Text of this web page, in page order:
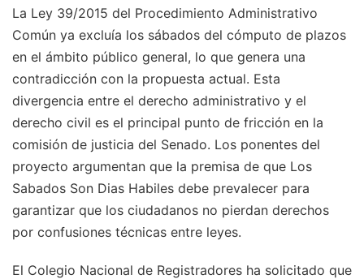
La Ley 39/2015 del Procedimiento Administrativo
Común ya excluía los sábados del cómputo de plazos
en el ámbito público general, lo que genera una
contradicción con la propuesta actual. Esta
divergencia entre el derecho administrativo y el
derecho civil es el principal punto de fricción en la
comisión de justicia del Senado. Los ponentes del
proyecto argumentan que la premisa de que Los
Sabados Son Dias Habiles debe prevalecer para
garantizar que los ciudadanos no pierdan derechos
por confusiones técnicas entre leyes.
El Colegio Nacional de Registradores ha solicitado que